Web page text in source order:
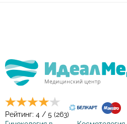
Рейтинг: 4 / 5 (263)